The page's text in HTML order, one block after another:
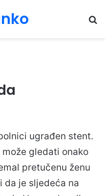
ugrađen stent.
gledati onako
pretučenu ženu
da je sljedeća na